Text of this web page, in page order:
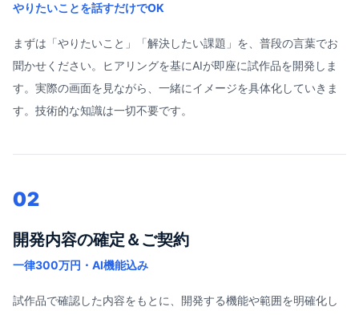
やりたいことを話すだけでOK
まずは「やりたいこと」「解決したい課題」を、普段の言葉でお
聞かせください。ヒアリングを基にAIが即座に試作品を開発しま
す。実際の画面を見ながら、一緒にイメージを具体化していきま
す。技術的な知識は一切不要です。
02
開発内容の確定＆ご契約
一律300万円・AI機能込み
試作品で確認した内容をもとに、開発する機能や範囲を明確化し